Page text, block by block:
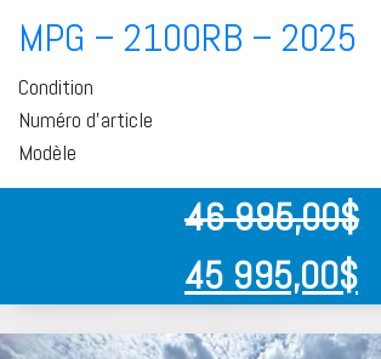
MPG – 2100RB – 2025
Condition
Numéro d'article
Modèle
46 995,00$
45 995,00$